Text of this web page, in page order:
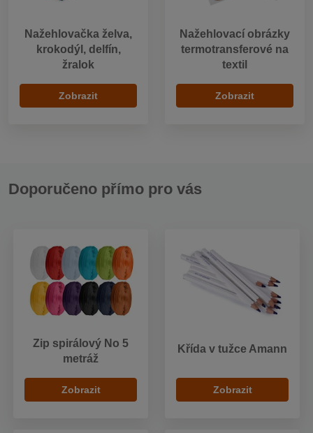
Nažehlovačka želva,
krokodýl, delfín,
žralok
Zobrazit
Nažehlovací obrázky
termotransferové na
textil
Zobrazit
Doporučeno přímo pro vás
Zip spirálový No 5
metráž
Zobrazit
Křída v tužce Amann
Zobrazit